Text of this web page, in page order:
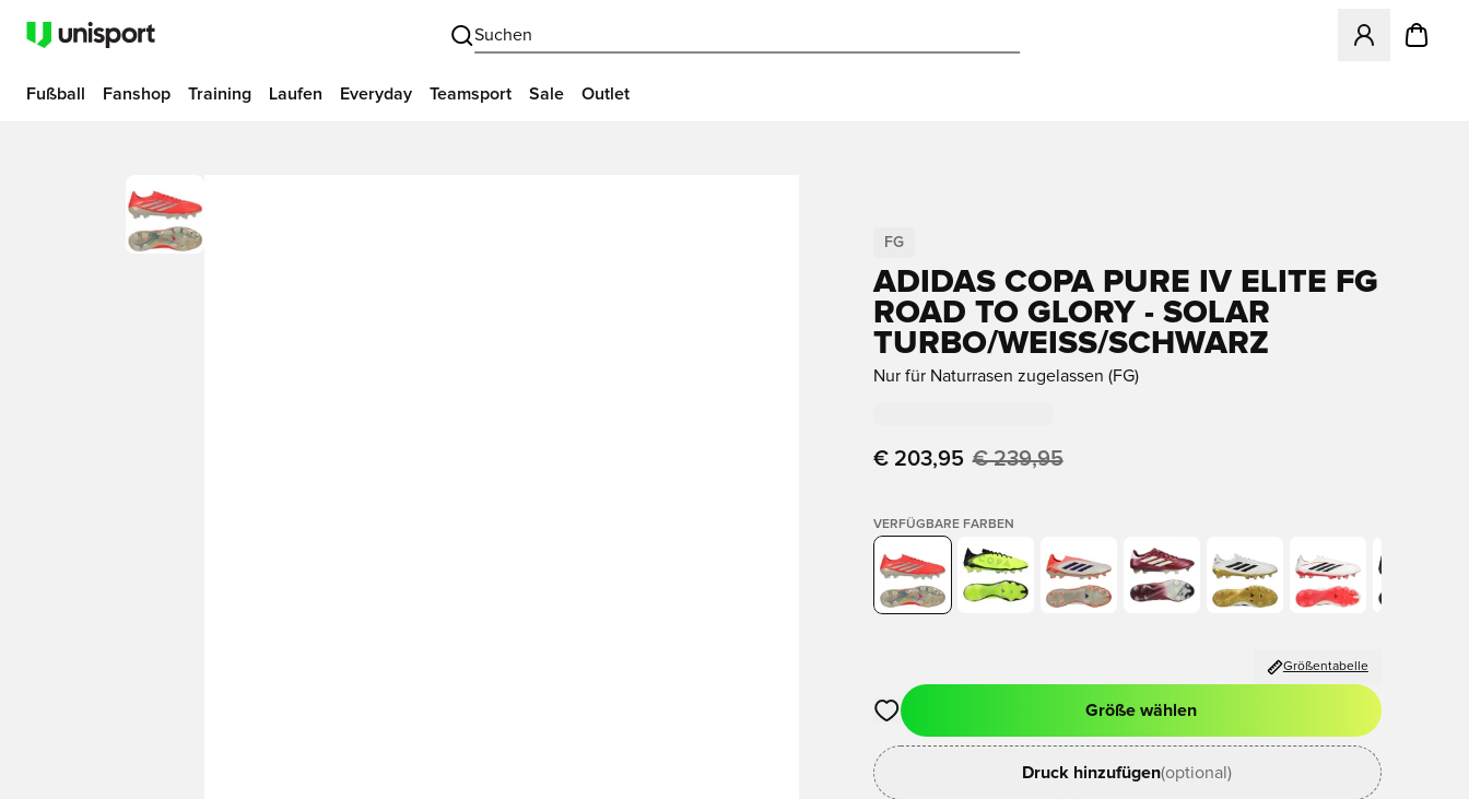
Suchen
Öffnet ein
Fußball Fanshop Training Laufen Everyday Teamsport Sale Outlet
FG
ADIDAS COPA PURE IV ELITE FG
ROAD TO GLORY - SOLAR
TURBO/WEISS/SCHWARZ
Nur für Naturrasen zugelassen (FG)
€ 203,95 € 239,95
VERFÜGBARE FARBEN
Größentabelle
Öffnet ein Fenster zum Anmelden oder Registrieren als Mitglied
Größe wählen
Druck hinzufügen(optional)